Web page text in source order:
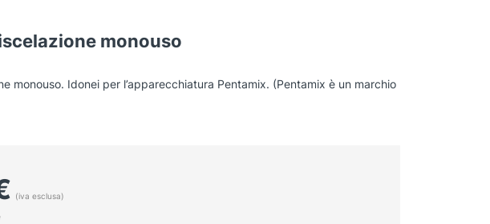
monouso
monouso. Idonei per l’apparecchiatura Pentamix. (Pentamix è un marchio
(iva esclusa)